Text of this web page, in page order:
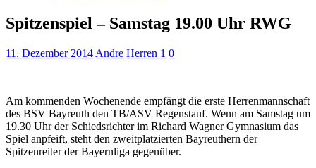
Spitzenspiel – Samstag 19.00 Uhr RWG
11. Dezember 2014 Andre Herren 1 0
Am kommenden Wochenende empfängt die erste Herrenmannschaft
des BSV Bayreuth den TB/ASV Regenstauf. Wenn am Samstag um
19.30 Uhr der Schiedsrichter im Richard Wagner Gymnasium das
Spiel anpfeift, steht den zweitplatzierten Bayreuthern der
Spitzenreiter der Bayernliga gegenüber.